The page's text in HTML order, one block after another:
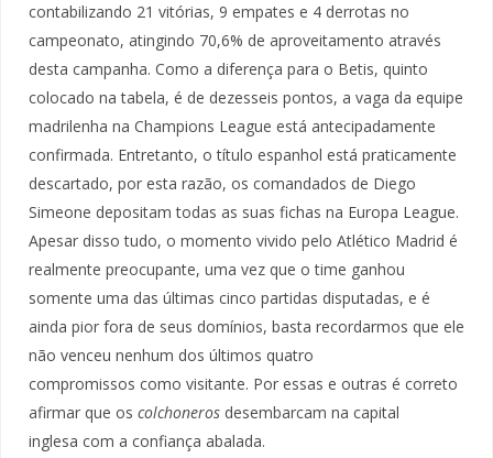
contabilizando 21 vitórias, 9 empates e 4 derrotas no
campeonato, atingindo 70,6% de aproveitamento através
desta campanha. Como a diferença para o Betis, quinto
colocado na tabela, é de dezesseis pontos, a vaga da equipe
madrilenha na Champions League está antecipadamente
confirmada. Entretanto, o título espanhol está praticamente
descartado, por esta razão, os comandados de Diego
Simeone depositam todas as suas fichas na Europa League.
Apesar disso tudo, o momento vivido pelo Atlético Madrid é
realmente preocupante, uma vez que o time ganhou
somente uma das últimas cinco partidas disputadas, e é
ainda pior fora de seus domínios, basta recordarmos que ele
não venceu nenhum dos últimos quatro
compromissos como visitante. Por essas e outras é correto
afirmar que os colchoneros desembarcam na capital
inglesa com a confiança abalada.